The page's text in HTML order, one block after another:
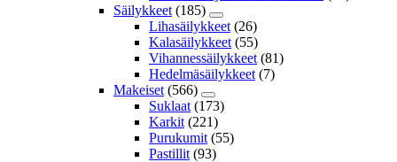
Säilykkeet (185)
Lihasäilykkeet (26)
Kalasäilykkeet (55)
Vihannessäilykkeet (81)
Hedelmäsäilykkeet (7)
Makeiset (566)
Suklaat (173)
Karkit (221)
Purukumit (55)
Pastillit (93)